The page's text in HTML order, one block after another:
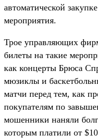
автоматической
мероприятия.
Трое управляющих
билеты на такие
как концерты Брюса
мюзиклы и
матчи перед тем, как
покупателям по
мошенники наняли
которым платили от